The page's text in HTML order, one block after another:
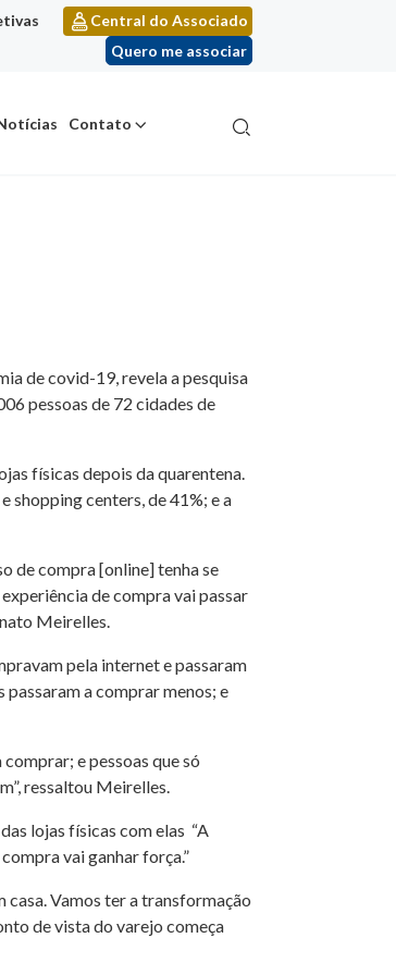
Central do Associado
Quero me associar
Contato
de covid-19, revela a pesquisa
pessoas de 72 cidades de
físicas depois da quarentena.
shopping centers, de 41%; e a
de compra [online] tenha se
de compra vai passar
Meirelles.
pela internet e passaram
a comprar menos; e
e pessoas que só
ressaltou Meirelles.
lojas físicas com elas “A
vai ganhar força.”
casa. Vamos ter a transformação
de vista do varejo começa